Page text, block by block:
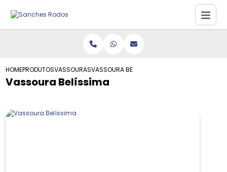
HOMEPRODUTOSVASSOURASVASSOURA BELÍSSIMA
Vassoura Belíssima